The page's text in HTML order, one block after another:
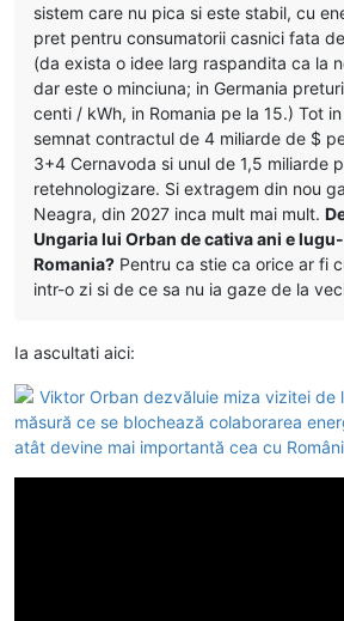
sistem care nu pica si este stabil, cu
pret pentru consumatorii casnici fata
(da exista o idee larg raspandita ca la
dar este o minciuna; in Germania
centi / kWh, in Romania pe la 15.) Tot
semnat contractul de 4 miliarde de $
3+4 Cernavoda si unul de 1,5 miliarde
retehnologizare. Si extragem din nou
Neagra, din 2027 inca mult mai mult.
Ungaria lui Orban de cativa ani e
Romania? Pentru ca stie ca orice ar fi
intr-o zi si de ce sa nu ia gaze de la
Ia ascultati aici:
Viktor Orban dezvăluie miza vizitei de
măsură ce se blochează colaborarea
atât devine mai importantă cea cu